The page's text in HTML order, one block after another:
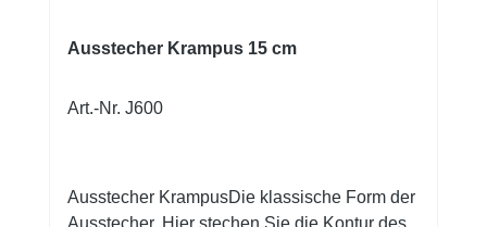
Ausstecher Krampus 15 cm
Art.-Nr. J600
Ausstecher KrampusDie klassische Form der
Ausstecher. Hier stechen Sie die Kontur des